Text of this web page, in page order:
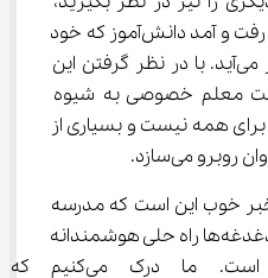
مانند صرف زمان و انرژی برای رفت و آمد دانش‌آموز که خود
نوعی هزینه معنوی به شمار می‌آید. با در نظر گرفتن این
گفت معلم خصوصی به شیوه
برای همه نیست و بسیاری از
خوب این است که مدرسه
مجازی آی نو، برای تمامی این دغدغه‌ها راه حلی هوشمندانه
و اثربخش ارائه کرده است.